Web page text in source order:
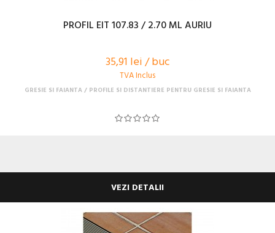
PROFIL EIT 107.83 / 2.70 ML AURIU
35,91 lei / buc
TVA Inclus
GRESIE SI FAIANTA PROFILE SI DISTANTIERE PENTRU GRESIE SI FAIANTA
VEZI DETALII